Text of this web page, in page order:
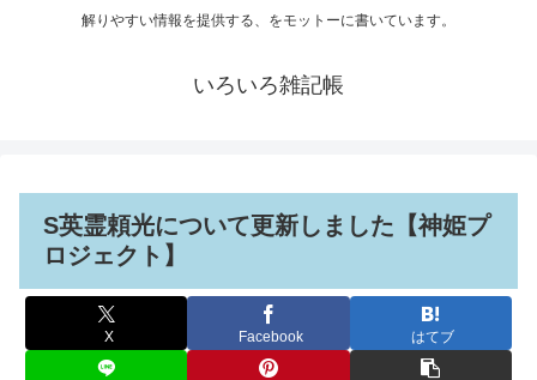
解りやすい情報を提供する、をモットーに書いています。
いろいろ雑記帳
S英霊頼光について更新しました【神姫プ
ロジェクト】
X Facebook はてブ